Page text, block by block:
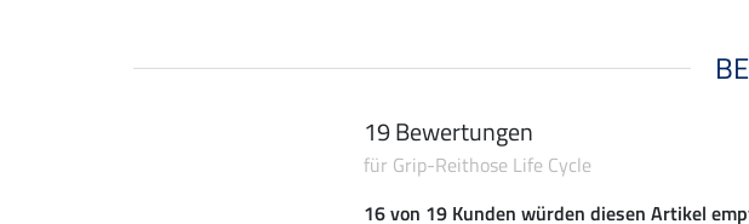
19 Bewertungen
für Grip-Reithose Life Cycle
16 von 19 Kunden würden diesen Artikel